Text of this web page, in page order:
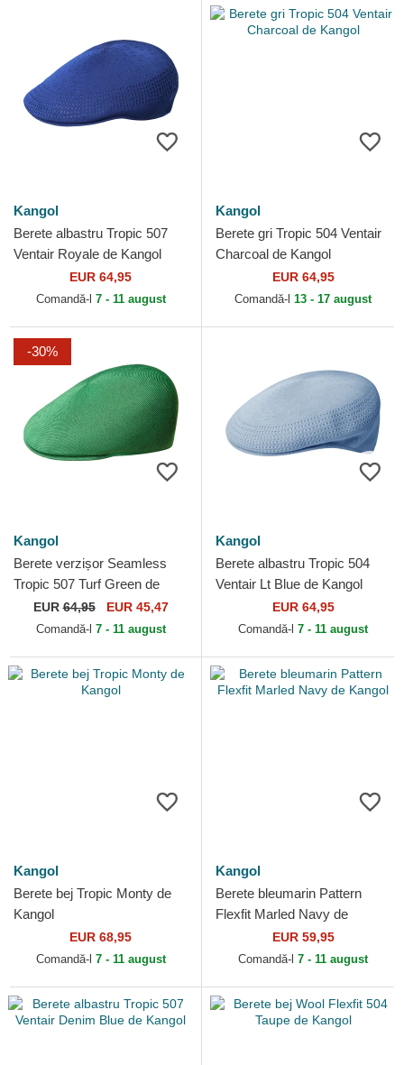
Kangol
Berete albastru Tropic 507
Ventair Royale de Kangol
EUR 64,95
Comandă-l 7 - 11 august
Kangol
Berete gri Tropic 504 Ventair
Charcoal de Kangol
EUR 64,95
Comandă-l 13 - 17 august
-30%
Kangol
Berete verzișor Seamless
Tropic 507 Turf Green de
Kangol
EUR64,95 EUR 45,47
Comandă-l 7 - 11 august
Kangol
Berete albastru Tropic 504
Ventair Lt Blue de Kangol
EUR 64,95
Comandă-l 7 - 11 august
Kangol
Berete bej Tropic Monty de
Kangol
EUR 68,95
Comandă-l 7 - 11 august
Kangol
Berete bleumarin Pattern
Flexfit Marled Navy de
EUR 59,95
Comandă-l 7 - 11 august